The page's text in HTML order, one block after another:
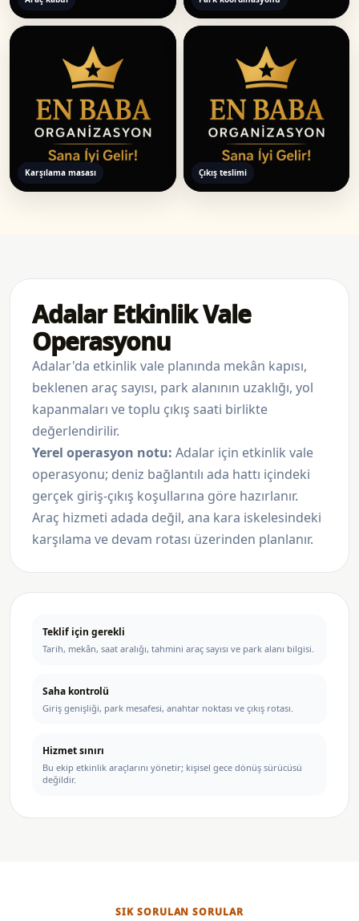
Karşılama masası Çıkış teslimi
Adalar Etkinlik Vale
Operasyonu
Adalar'da etkinlik vale planında mekân kapısı,
beklenen araç sayısı, park alanının uzaklığı, yol
kapanmaları ve toplu çıkış saati birlikte
değerlendirilir.
Yerel operasyon notu: Adalar için etkinlik vale
operasyonu; deniz bağlantılı ada hattı içindeki
gerçek giriş-çıkış koşullarına göre hazırlanır.
Araç hizmeti adada değil, ana kara iskelesindeki
karşılama ve devam rotası üzerinden planlanır.
Teklif için gerekli
Tarih, mekân, saat aralığı, tahmini araç sayısı ve park alanı bilgisi.
Saha kontrolü
Giriş genişliği, park mesafesi, anahtar noktası ve çıkış rotası.
Hizmet sınırı
Bu ekip etkinlik araçlarını yönetir; kişisel gece dönüş sürücüsü
değildir.
SIK SORULAN SORULAR